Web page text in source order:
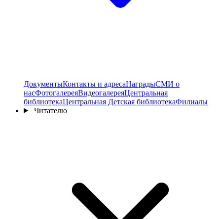
ДокументыКонтакты и адресаНаградыСМИ о
насФотогалереяВидеогалереяЦентральная
библиотекаЦентральная Детская библиотекаФилиалы
Читателю